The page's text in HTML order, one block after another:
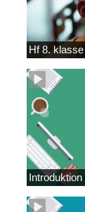
Hf 8.